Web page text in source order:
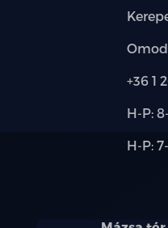
Cím:
+36 1
Új-
H-P:
H-P: